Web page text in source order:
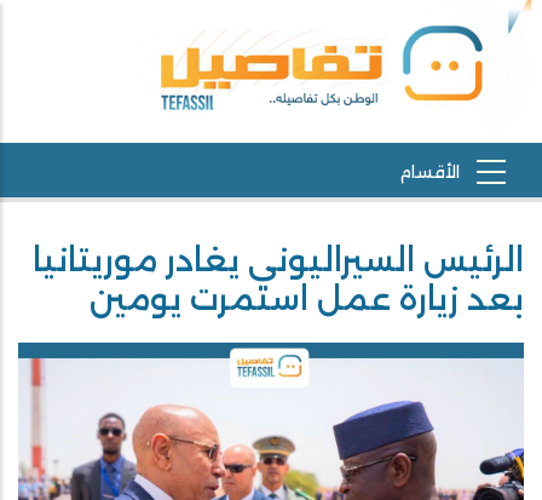
الرئيس السيراليوني يغادر موريتانيا
بعد زيارة عمل استمرت يومين